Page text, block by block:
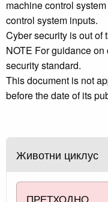
machine control
control system inputs.
Cyber security is out of
NOTE For guidance
security standard.
This document is not
before the date of its
Животни циклус
ПРЕТХОДНО